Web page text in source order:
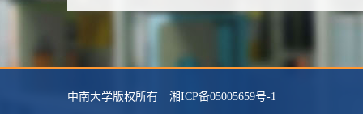
学科：外国语言文学
中南大学版权所有 湘ICP备05005659号-1